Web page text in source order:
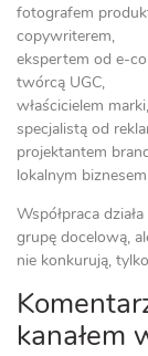
fotografem
copywriterem,
ekspertem od e-
twórcą UGC,
właścicielem
specjalistą od
projektantem
lokalnym
Współpraca
grupę docelową,
nie konkurują,
kanałem